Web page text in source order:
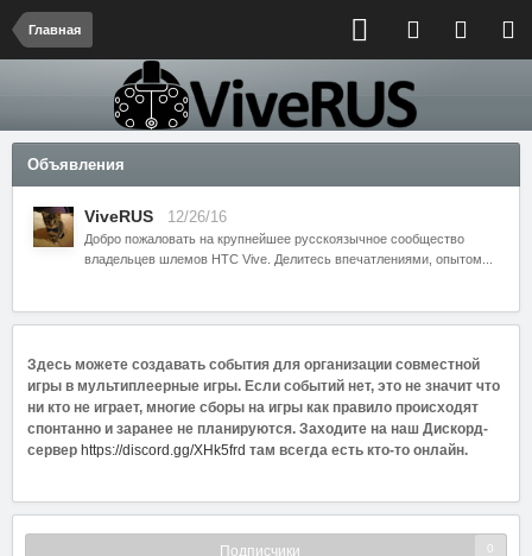
Главная
Объявления
ViveRUS 12/26/16
Добро пожаловать на крупнейшее русскоязычное сообщество
владельцев шлемов HTC Vive. Делитесь впечатлениями, опытом...
Здесь можете создавать события для организации совместной
игры в мультиплеерные игры. Если событий нет, это не значит что
ни кто не играет, многие сборы на игры как правило происходят
спонтанно и заранее не планируются. Заходите на наш Дискорд-
сервер https://discord.gg/XHk5frd там всегда есть кто-то онлайн.
Подписчики 0